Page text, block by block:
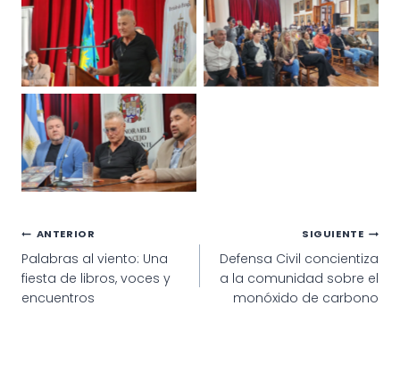
Navegación
de
entradas
ANTERIOR
Palabras al viento: Una
fiesta de libros, voces y
encuentros
SIGUIENTE
Defensa Civil concientiza
a la comunidad sobre el
monóxido de carbono